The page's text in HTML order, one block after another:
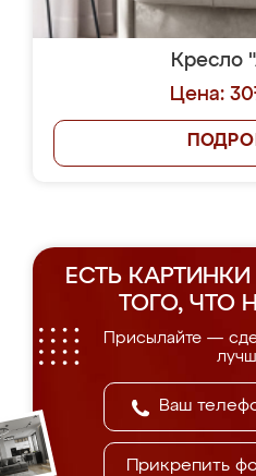
Кресло
Цена:
ЕСТЬ
ТОГО, ЧТО
Присылайте —
Прикрепить